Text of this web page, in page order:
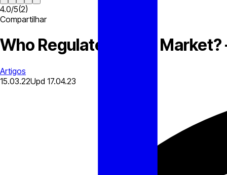
4.0/5(2)
Compartilhar
Who Regulates Forex
Artigos
15.03.22Upd 17.04.23